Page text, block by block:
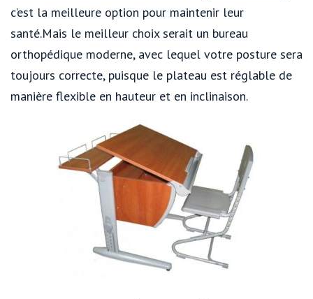
c’est la meilleure option pour maintenir leur
santé.Mais le meilleur choix serait un bureau
orthopédique moderne, avec lequel votre posture sera
toujours correcte, puisque le plateau est réglable de
manière flexible en hauteur et en inclinaison.